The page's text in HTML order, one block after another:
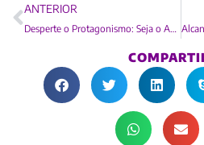
ANTERIOR
Desperte o Protagonismo: Seja o Autor da Sua Própria História